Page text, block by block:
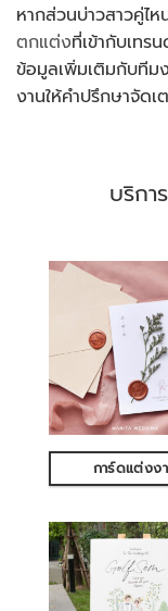
หากส่วนบ่าวสาวคู่ไห
ตกแต่งที่เข้ากับเทร
ข้อมูลเพิ่มเติมกับทีม
งานให้คำปรึกษาจัด
บริกา
การ์ดแต่งง